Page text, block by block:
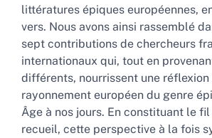
littératures épiques européennes,
vers. Nous avons ainsi rassemblé
sept contributions de chercheurs
internationaux qui, tout en
différents, nourrissent une réflexion
rayonnement européen du genre
Âge à nos jours. En constituant le
recueil, cette perspective à la fois